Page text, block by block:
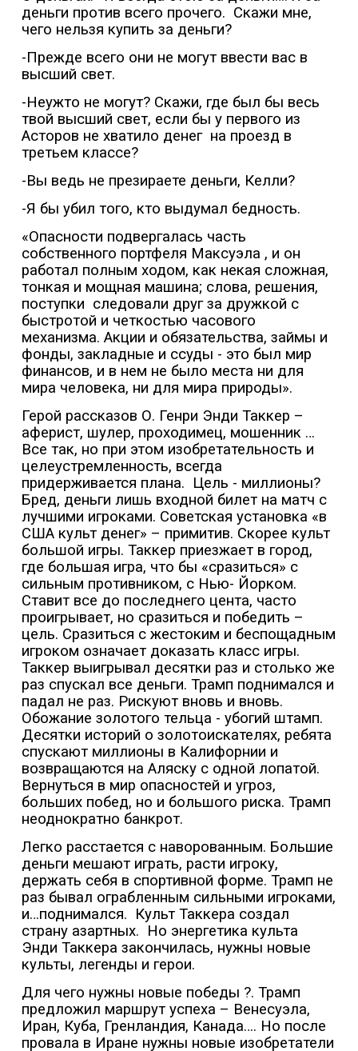
деньги против всего прочего. Скажи мне,
чего нельзя купить за деньги?
-Прежде всего они не могут ввести вас в
высший свет.
-Неужто не могут? Скажи, где был бы весь
твой высший свет, если бы у первого из
Асторов не хватило денег на проезд в
третьем классе?
-Вы ведь не презираете деньги, Келли?
-Я бы убил того, кто выдумал бедность.
«Опасности подвергалась часть
собственного портфеля Максуэла , и он
работал полным ходом, как некая сложная,
тонкая и мощная машина; слова, решения,
поступки следовали друг за дружкой с
быстротой и четкостью часового
механизма. Акции и обязательства, займы и
фонды, закладные и ссуды - это был мир
финансов, и в нем не было места ни для
мира человека, ни для мира природы».
Герой рассказов О. Генри Энди Таккер –
аферист, шулер, проходимец, мошенник …
Все так, но при этом изобретательность и
целеустремленность, всегда
придерживается плана. Цель - миллионы?
Бред, деньги лишь входной билет на матч с
лучшими игроками. Советская установка «в
США культ денег» – примитив. Скорее культ
большой игры. Таккер приезжает в город,
где большая игра, что бы «сразиться» с
сильным противником, с Нью- Йорком.
Ставит все до последнего цента, часто
проигрывает, но сразиться и победить –
цель. Сразиться с жестоким и беспощадным
игроком означает доказать класс игры.
Таккер выигрывал десятки раз и столько же
раз спускал все деньги. Трамп поднимался и
падал не раз. Рискуют вновь и вновь.
Обожание золотого тельца - убогий штамп.
Десятки историй о золотоискателях, ребята
спускают миллионы в Калифорнии и
возвращаются на Аляску с одной лопатой.
Вернуться в мир опасностей и угроз,
больших побед, но и большого риска. Трамп
неоднократно банкрот.
Легко расстается с наворованным. Большие
деньги мешают играть, расти игроку,
держать себя в спортивной форме. Трамп не
раз бывал ограбленным сильными игроками,
и…поднимался. Культ Таккера создал
страну азартных. Но энергетика культа
Энди Таккера закончилась, нужны новые
культы, легенды и герои.
Для чего нужны новые победы ?. Трамп
предложил маршрут успеха – Венесуэла,
Иран, Куба, Гренландия, Канада…. Но после
провала в Иране нужны новые изобретатели